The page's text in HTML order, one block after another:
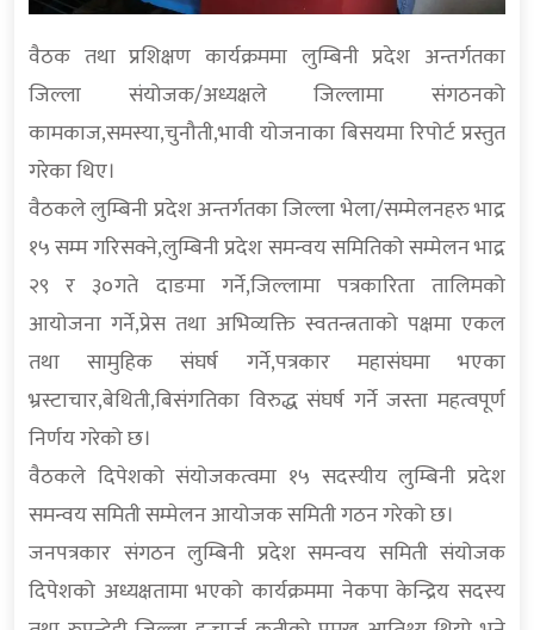
वैठक तथा प्रशिक्षण कार्यक्रममा लुम्बिनी प्रदेश अन्तर्गतका
जिल्ला संयोजक/अध्यक्षले जिल्लामा संगठनको
कामकाज,समस्या,चुनौती,भावी योजनाका बिसयमा रिपोर्ट प्रस्तुत
गरेका थिए।
वैठकले लुम्बिनी प्रदेश अन्तर्गतका जिल्ला भेला/सम्मेलनहरु भाद्र
१५ सम्म गरिसक्ने,लुम्बिनी प्रदेश समन्वय समितिको सम्मेलन भाद्र
२९ र ३०गते दाङमा गर्ने,जिल्लामा पत्रकारिता तालिमको
आयोजना गर्ने,प्रेस तथा अभिव्यक्ति स्वतन्त्रताको पक्षमा एकल
तथा सामुहिक संघर्ष गर्ने,पत्रकार महासंघमा भएका
भ्रस्टाचार,बेथिती,बिसंगतिका विरुद्ध संघर्ष गर्ने जस्ता महत्वपूर्ण
निर्णय गरेको छ।
वैठकले दिपेशको संयोजकत्वमा १५ सदस्यीय लुम्बिनी प्रदेश
समन्वय समिती सम्मेलन आयोजक समिती गठन गरेको छ।
जनपत्रकार संगठन लुम्बिनी प्रदेश समन्वय समिती संयोजक
दिपेशको अध्यक्षतामा भएको कार्यक्रममा नेकपा केन्द्रिय सदस्य